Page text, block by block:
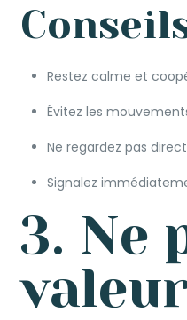
Restez calme et
Évitez les
Ne regardez pas
Signalez
3. Ne